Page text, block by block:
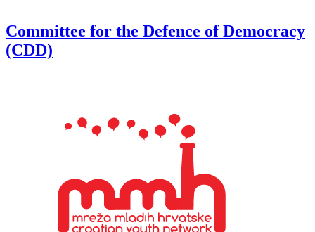
Committee for the Defence of Democracy
(CDD)